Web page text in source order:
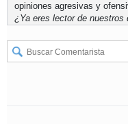
opiniones agresivas y
¿Ya eres lector de nuestros